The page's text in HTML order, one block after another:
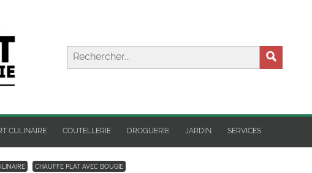
CULINAIRE COUTELLERIE DROGUERIE JARDIN SERVICES
CHAUFFE PLAT AVEC BOUGIE